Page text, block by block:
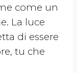
come un
La luce
di essere
tu che